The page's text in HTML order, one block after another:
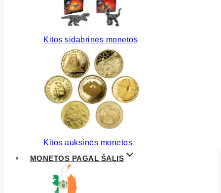
Kitos sidabrinės monetos
Kitos auksinės monetos
MONETOS PAGAL ŠALIS